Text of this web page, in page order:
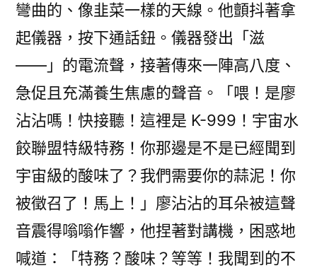
彎曲的、像韭菜一樣的天線。他顫抖著拿
起儀器，按下通話鈕。儀器發出「滋
——」的電流聲，接著傳來一陣高八度、
急促且充滿養生焦慮的聲音。「喂！是廖
沾沾嗎！快接聽！這裡是 K-999！宇宙水
餃聯盟特級特務！你那邊是不是已經聞到
宇宙級的酸味了？我們需要你的蒜泥！你
被徵召了！馬上！」廖沾沾的耳朵被這聲
音震得嗡嗡作響，他捏著對講機，困惑地
喊道：「特務？酸味？等等！我聞到的不